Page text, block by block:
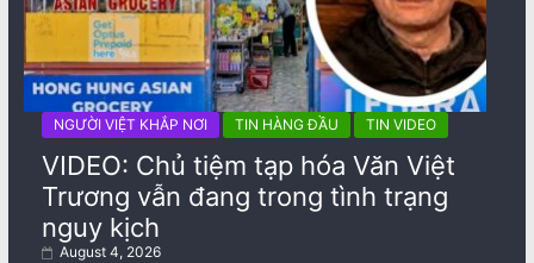
NGƯỜI VIỆT KHẮP NƠI TIN HÀNG ĐẦU TIN VIDEO
VIDEO: Chủ tiệm tạp hóa Văn Việt
Trương vẫn đang trong tình trạng
nguy kịch
August 4, 2026